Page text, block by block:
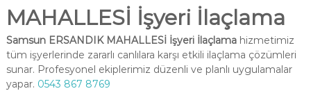
MAHALLESİ İşyeri İlaçlama
Samsun ERSANDIK MAHALLESİ İşyeri İlaçlamahizmetimiz
tüm işyerlerinde zararlı canlılara karşı etkili ilaçlama çözümleri
sunar. Profesyonel ekiplerimiz düzenli ve planlı uygulamalar
yapar. 0543 867 8769